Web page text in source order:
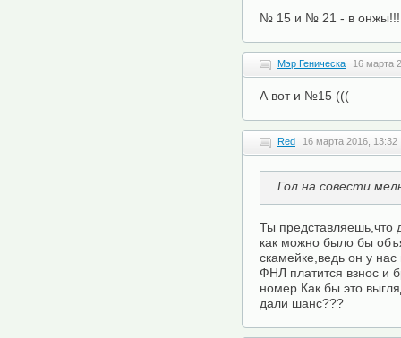
№ 15 и № 21 - в онжы!!!
Мэр Геническа 16 марта
А вот и №15 (((
Red 16 марта 2016, 13:32
Гол на совести
Ты представляешь,что
как можно было бы
скамейке,ведь он у нас
ФНЛ платится взнос и
номер.Как бы это
дали шанс???